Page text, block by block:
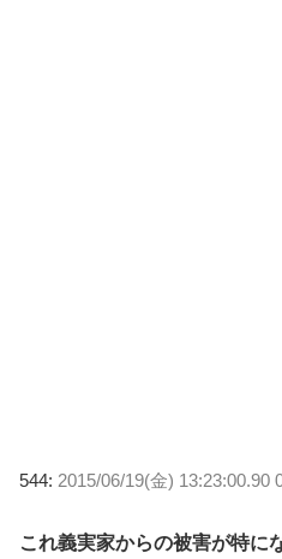
544: 2015/06/19(金) 13:23:00.90
これ義実家からの被害が特に